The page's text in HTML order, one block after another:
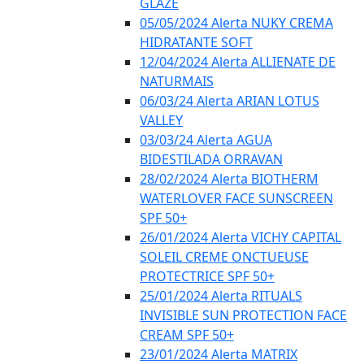
05/05/2024 Alerta NUKY CREMA
HIDRATANTE SOFT
12/04/2024 Alerta ALLIENATE DE
NATURMAIS
06/03/24 Alerta ARIAN LOTUS
VALLEY
03/03/24 Alerta AGUA
BIDESTILADA ORRAVAN
28/02/2024 Alerta BIOTHERM
WATERLOVER FACE SUNSCREEN
SPF 50+
26/01/2024 Alerta VICHY CAPITAL
SOLEIL CREME ONCTUEUSE
PROTECTRICE SPF 50+
25/01/2024 Alerta RITUALS
INVISIBLE SUN PROTECTION FACE
CREAM SPF 50+
23/01/2024 Alerta MATRIX